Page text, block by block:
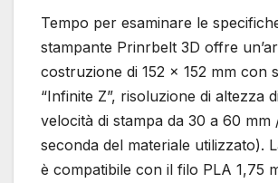
Tempo per esaminare le
stampante Prinrbelt 3D offre
costruzione di 152 x 152 mm con
“Infinite Z”, risoluzione di altezza
velocità di stampa da 30 a 60 mm
seconda del materiale utilizzato).
è compatibile con il filo PLA 1,75